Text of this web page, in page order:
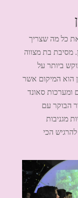
כל מה שצריך
מסיבת בת מצווה
ביותר על
הוא המיקום אשר
ומערכות סאונד
הבוקר עם
מגניבות
הכי